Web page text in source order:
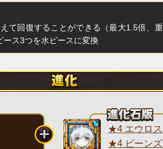
て回復することができる（最大1.5倍、
ース3つを水ピースに変換
★4 エウロス
★4 ビーン